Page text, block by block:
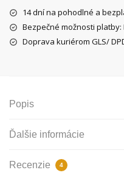
14 dní na pohodlné a
Bezpečné možnosti
Doprava kuriérom GLS/
Popis
Ďalšie informácie
Recenzie 4